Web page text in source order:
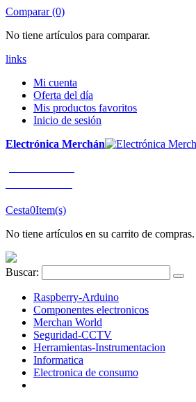
Comparar (0)
No tiene artículos para comparar.
links
Mi cuenta
Oferta del día
Mis productos favoritos
Inicio de sesión
Electrónica Merchán
Cesta0Item(s)
No tiene artículos en su carrito de compras.
Buscar:
Raspberry-Arduino
Componentes electronicos
Merchan World
Seguridad-CCTV
Herramientas-Instrumentacion
Informatica
Electronica de consumo